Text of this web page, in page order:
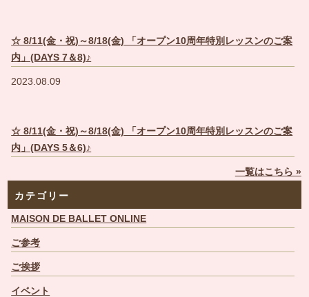
☆ 8/11(金・祝)～8/18(金) 「オープン10周年特別レッスンのご案
内」(DAYS 7＆8)♪
2023.08.09
☆ 8/11(金・祝)～8/18(金) 「オープン10周年特別レッスンのご案
内」(DAYS 5＆6)♪
一覧はこちら »
カテゴリー
MAISON DE BALLET ONLINE
ご参考
ご挨拶
イベント